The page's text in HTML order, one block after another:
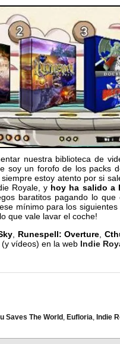
nuestra biblioteca de
soy un forofo de los packs
estoy atento por si
Royale, y hoy ha salido a
baratitos pagando lo
mínimo para los
que vale lavar el coche!
, Runespell: Overture,
(y vídeos) en la web Indie
Saves The World , Eufloria, Indie